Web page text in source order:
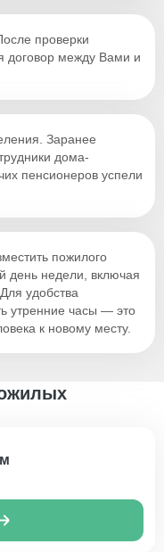
проверки
договор между Вами и
Заранее
дома-
пенсионеров успели
пожилого
день недели, включая
удобства
утренние часы — это
к новому месту.